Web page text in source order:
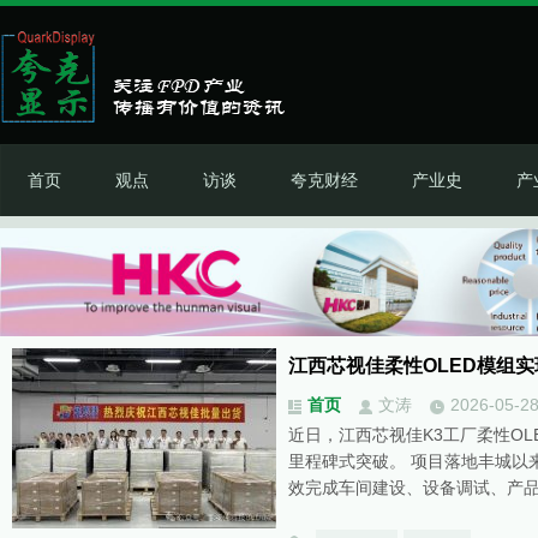
首页 观点 访谈 夸克财经 产业史 产
江西芯视佳柔性OLED模组
首页 文涛
2026-05-28
近日，江西芯视佳K3工厂柔性
里程碑式突破。 项目落地丰城以
效完成车间建设、设备调试、产